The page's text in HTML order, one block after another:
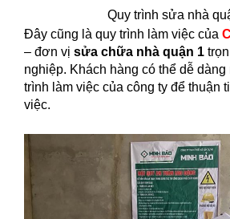
Quy trình sửa nhà
Đây cũng là quy trình làm việc của
– đơn vị sửa chữa nhà quận 1
nghiệp. Khách hàng có thể dễ
trình làm việc của công ty để thuận
việc.